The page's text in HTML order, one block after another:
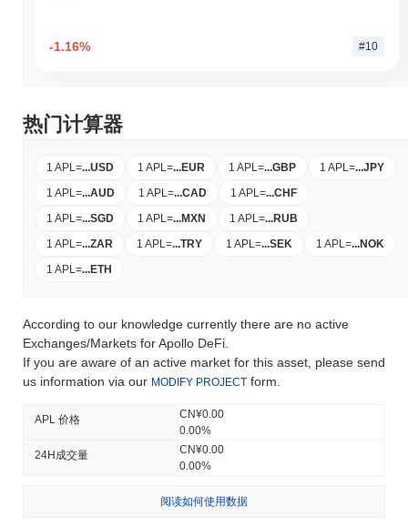
-1.16% #10
热门计算器
1 APL =...USD 1 APL =...EUR 1 APL =...GBP 1 APL =...JPY
1 APL =...AUD 1 APL =...CAD 1 APL =...CHF
1 APL =...SGD 1 APL =...MXN 1 APL =...RUB
1 APL =...ZAR 1 APL =...TRY 1 APL =...SEK 1 APL =...NOK
1 APL =...ETH
According to our knowledge currently there are no active
Exchanges/Markets for Apollo DeFi.
If you are aware of an active market for this asset, please send
us information via our MODIFY PROJECT form.
APL 价格
CN¥0.00
0.00%
24H成交量
CN¥0.00
0.00%
阅读如何使用数据